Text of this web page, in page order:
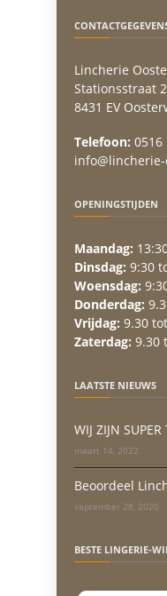
Lincherie
Stationsstraat
8431 EV
Telefoon: 0516
OPENINGSTIJDEN
Maandag:
Dinsdag: 9:30
Woensdag:
Donderdag:
Vrijdag: 9.30
Zaterdag: 9.30
LAATSTE NIEUWS
WIJ ZIJN SUPER
maart 14, 2022
Beoordeel
september 28, 2020
BESTE LINGERIE-